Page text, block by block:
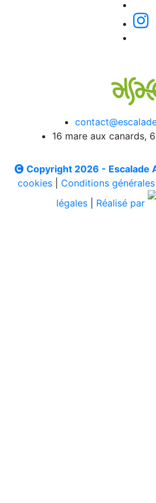
16 mare aux canards,
Copyright 2026 - Escalade
cookies| Conditions
légales
Réalisé par